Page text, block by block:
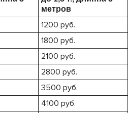
метров
1200 руб.
1800 руб.
2100 руб.
2800 руб.
3500 руб.
4100 руб.